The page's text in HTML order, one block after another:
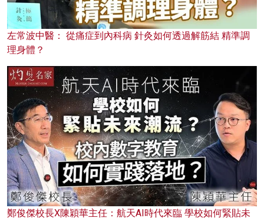
左常波中醫： 從痛症到內科病 針灸如何透過解筋結 精準調
理身體？
鄭俊傑校長X陳穎華主任：航天AI時代來臨 學校如何緊貼未